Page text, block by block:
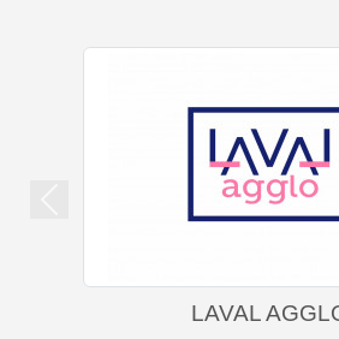
LAVAL